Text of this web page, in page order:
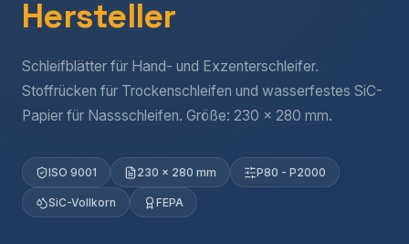
Hersteller
Schleifblätter für Hand- und Exzenterschleifer.
Stoffrücken für Trockenschleifen und wasserfestes SiC-
Papier für Nassschleifen. Größe: 230 x 280 mm.
ISO 9001 230 x 280 mm P80 - P2000
SiC-Vollkorn FEPA